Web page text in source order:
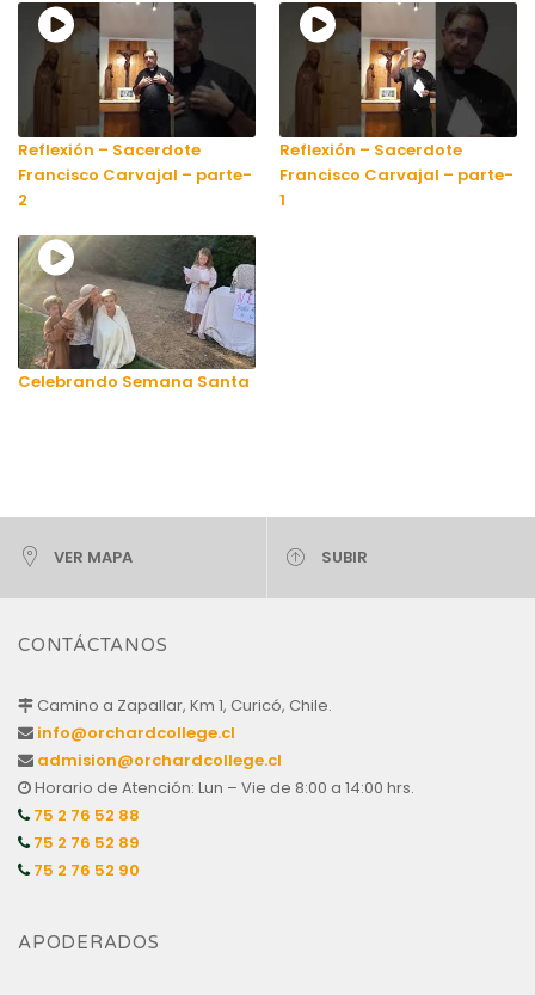
Reflexión – Sacerdote
Francisco Carvajal – parte-
2
Reflexión – Sacerdote
Francisco Carvajal – parte-
1
Celebrando Semana Santa
VER MAPA SUBIR
CONTÁCTANOS
Camino a Zapallar, Km 1, Curicó, Chile.
info@orchardcollege.cl
admision@orchardcollege.cl
Horario de Atención: Lun – Vie de 8:00 a 14:00 hrs.
75 2 76 52 88
75 2 76 52 89
75 2 76 52 90
APODERADOS